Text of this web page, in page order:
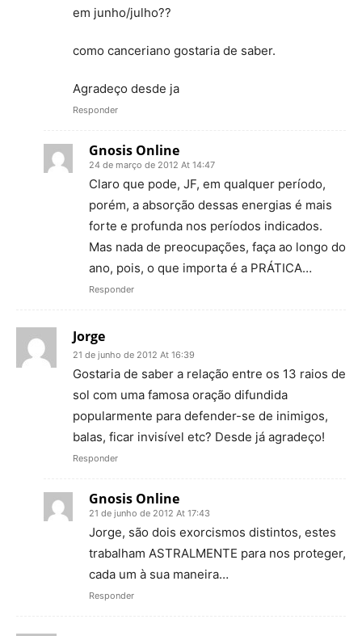
em junho/julho??
como canceriano gostaria de saber.
Agradeço desde ja
Responder
Gnosis Online
24 de março de 2012 At 14:47
Claro que pode, JF, em qualquer período,
porém, a absorção dessas energias é mais
forte e profunda nos períodos indicados.
Mas nada de preocupações, faça ao longo do
ano, pois, o que importa é a PRÁTICA…
Responder
Jorge
21 de junho de 2012 At 16:39
Gostaria de saber a relação entre os 13 raios de
sol com uma famosa oração difundida
popularmente para defender-se de inimigos,
balas, ficar invisível etc? Desde já agradeço!
Responder
Gnosis Online
21 de junho de 2012 At 17:43
Jorge, são dois exorcismos distintos, estes
trabalham ASTRALMENTE para nos proteger,
cada um à sua maneira…
Responder